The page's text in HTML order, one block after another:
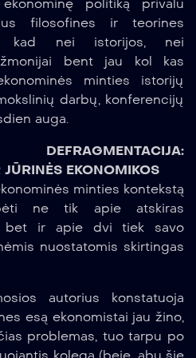
politiką privalu
filosofines ir teorines
kad nei istorijos, nei
bent jau kol kas
minties istorijų
darbų, konferencijų
auga.
DEFRAGMENTACIJA:
JŪRINĖS EKONOMIKOS
minties kontekstą
ne tik apie atskiras
bet ir apie dvi tiek savo
nuostatomis skirtingas
autorius konstatuoja
esą ekonomistai jau žino,
problemas, tuo tarpu po